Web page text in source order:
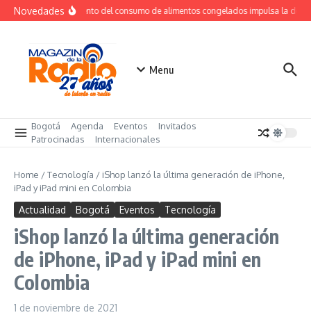
Saltar al contenido
NovedadesCrecimiento del consumo de alimentos congelados impulsa la
Menu
Bogotá Agenda Eventos
Invitados
Patrocinadas
Internacionales
Home /Tecnología / iShop lanzó la última generación de iPhone,
iPad y iPad mini en Colombia
Actualidad Bogotá Eventos Tecnología
iShop lanzó la última generación
de iPhone, iPad y iPad mini en
Colombia
1 de noviembre de 2021